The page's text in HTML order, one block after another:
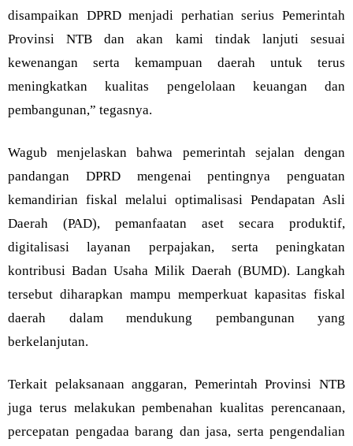
disampaikan DPRD menjadi perhatian serius Pemerintah
Provinsi NTB dan akan kami tindak lanjuti sesuai
kewenangan serta kemampuan daerah untuk terus
meningkatkan kualitas pengelolaan keuangan dan
pembangunan,” tegasnya.
Wagub menjelaskan bahwa pemerintah sejalan dengan
pandangan DPRD mengenai pentingnya penguatan
kemandirian fiskal melalui optimalisasi Pendapatan Asli
Daerah (PAD), pemanfaatan aset secara produktif,
digitalisasi layanan perpajakan, serta peningkatan
kontribusi Badan Usaha Milik Daerah (BUMD). Langkah
tersebut diharapkan mampu memperkuat kapasitas fiskal
daerah dalam mendukung pembangunan yang
berkelanjutan.
Terkait pelaksanaan anggaran, Pemerintah Provinsi NTB
juga terus melakukan pembenahan kualitas perencanaan,
percepatan pengadaa barang dan jasa, serta pengendalian